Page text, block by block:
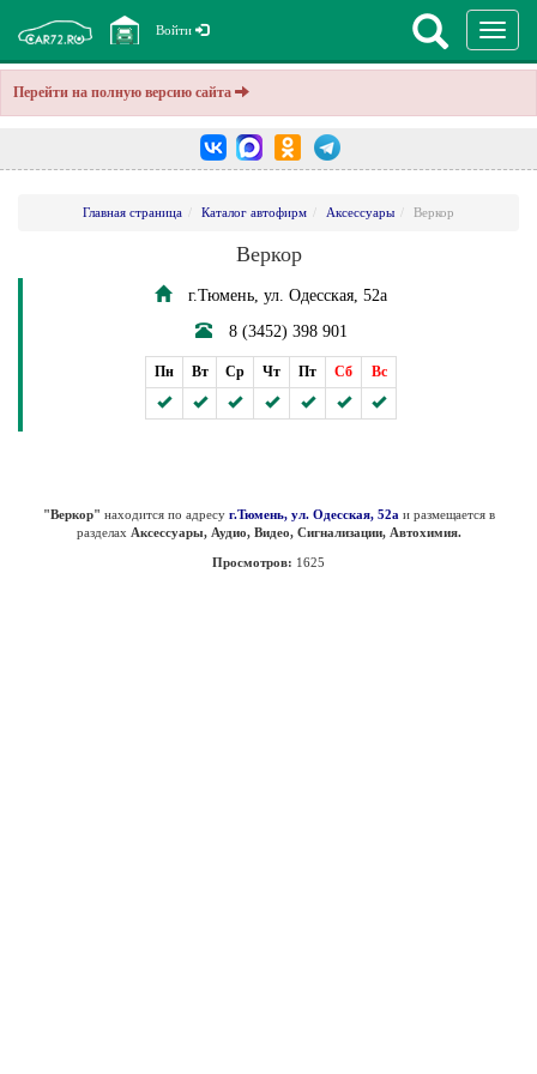
Перейти на полную версию сайта
Войти
Главная страница Каталог автофирм Аксессуары Веркор
Веркор
г.Тюмень, ул. Одесская, 52а
8 (3452) 398 901
Пн Вт Ср Чт Пт Сб Вс
"Веркор" находится по адресу г.Тюмень, ул. Одесская, 52а и размещается в
разделах Аксессуары, Аудио, Видео, Сигнализации, Автохимия.
Просмотров: 1625